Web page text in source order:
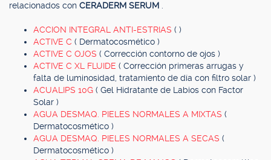
relacionados con CERADERM SERUM
ACCION INTEGRAL ANTI-ESTRIAS ( )
ACTIVE C ( Dermatocosmético )
ACTIVE C OJOS ( Corrección contorno de ojos )
ACTIVE C XL FLUIDE ( Corrección primeras arrugas y
falta de luminosidad, tratamiento de día con filtro solar )
ACUALIPS 10G ( Gel Hidratante de Labios con Factor
Solar )
AGUA DESMAQ. PIELES NORMALES A MIXTAS (
Dermatocosmético )
AGUA DESMAQ. PIELES NORMALES A SECAS (
Dermatocosmético )